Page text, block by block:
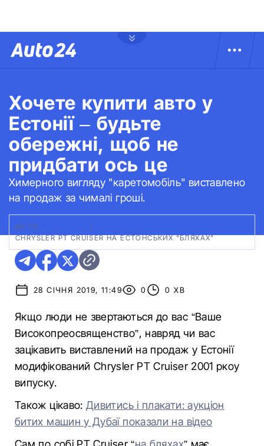
Хочете купити авто у
Естонії – будьте
обережні, щоб не
придбати ось це
Химерного вигляду "каретомобіль" виставлено
на продаж за чималі гроші.
ФОТО:
CHRYSLER PT CRUISER НА ЕСТОНСЬКИХ "БЛЯХАХ"
28 СІЧНЯ 2019, 11:49 0 0 ХВ
Якщо люди не звертаються до вас “Ваше
Високопреосвященство”, навряд чи вас
зацікавить виставлений на продаж у Естонії
модифікований Chrysler PT Cruiser 2001 ркоу
випуску.
Також цікаво:Дивитись і плакати: аукціон
битих машин у Дубаї показали на відео